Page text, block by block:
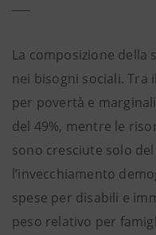
La composizione
nei bisogni sociali. Tra
per povertà e
del 49%, mentre le
sono cresciute solo
l’invecchiamento
spese per disabili e
peso relativo per